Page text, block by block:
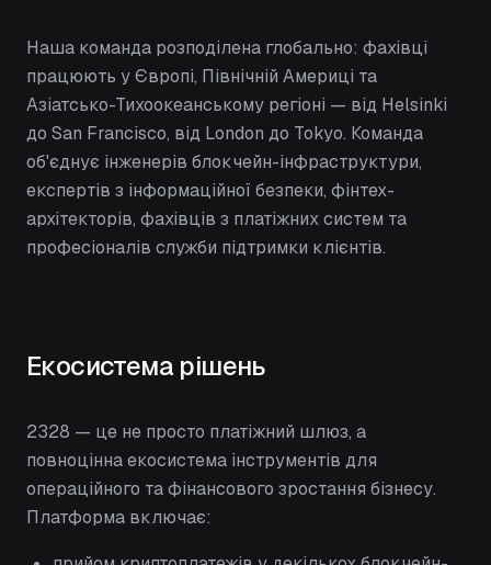
Наша команда розподілена глобально: фахівці
працюють у Європі, Північній Америці та
Азіатсько-Тихоокеанському регіоні — від Helsinki
до San Francisco, від London до Tokyo. Команда
об'єднує інженерів блокчейн-інфраструктури,
експертів з інформаційної безпеки, фінтех-
архітекторів, фахівців з платіжних систем та
професіоналів служби підтримки клієнтів.
Екосистема рішень
2328 — це не просто платіжний шлюз, а
повноцінна екосистема інструментів для
операційного та фінансового зростання бізнесу.
Платформа включає: